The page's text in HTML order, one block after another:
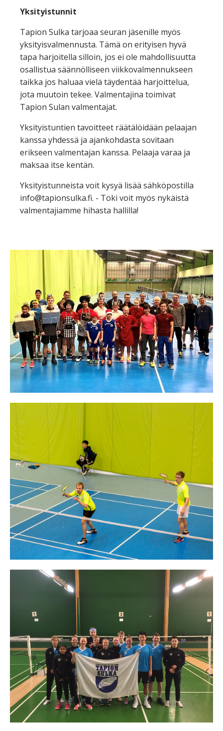
Yksityistunnit
Tapion Sulka tarjoaa seuran jäsenille myös
yksityisvalmennusta. Tämä on erityisen hyvä
tapa harjoitella silloin, jos ei ole mahdollisuutta
osallistua säännölliseen viikkovalmennukseen
taikka jos haluaa vielä täydentää harjoittelua,
jota muutoin tekee. Valmentajina toimivat
Tapion Sulan valmentajat.
Yksityistuntien tavoitteet räätälöidään pelaajan
kanssa yhdessä ja ajankohdasta sovitaan
erikseen valmentajan kanssa. Pelaaja varaa ja
maksaa itse kentän.
Yksityistunneista voit kysyä lisää sähköpostilla
info@tapionsulka.fi. - Toki voit myös nykäistä
valmentajiamme hihasta hallilla!